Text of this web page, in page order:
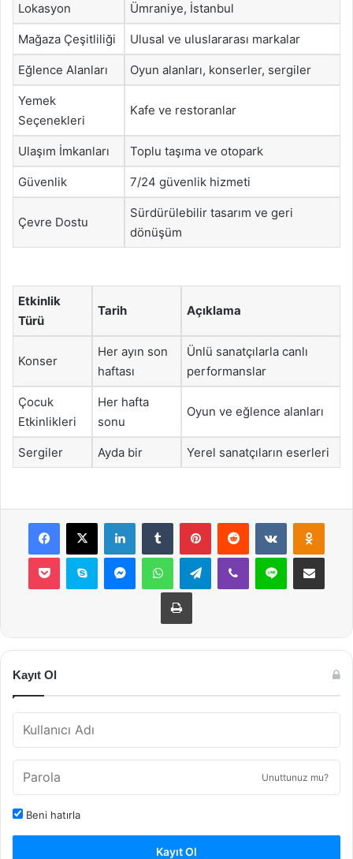
Lokasyon Ümraniye, İstanbul
Mağaza Çeşitliliği Ulusal ve uluslararası markalar
Eğlence Alanları Oyun alanları, konserler, sergiler
Yemek
Seçenekleri
Kafe ve restoranlar
Ulaşım İmkanları Toplu taşıma ve otopark
Güvenlik 7/24 güvenlik hizmeti
Çevre Dostu
Sürdürülebilir tasarım ve geri
dönüşüm
Etkinlik
Türü
Tarih Açıklama
Konser
Her ayın son
haftası
Ünlü sanatçılarla canlı
performanslar
Çocuk
Etkinlikleri
Her hafta
sonu
Oyun ve eğlence alanları
Sergiler Ayda bir Yerel sanatçıların eserleri
Facebook
X LinkedInTumblr PinterestReddit VKontakte
Pocket Skype MessengerWhatsAppTelegramViber Line E-Posta ile
Yazdır
Kayıt Ol
Unuttunuz mu?
Beni hatırla
Kayıt Ol